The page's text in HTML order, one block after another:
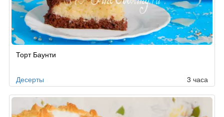
Торт Баунти
Десерты 3 часа